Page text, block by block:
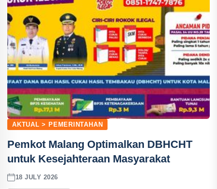
AKTUAL > PEMERINTAHAN
Pemkot Malang Optimalkan DBHCHT
untuk Kesejahteraan Masyarakat
18 JULY 2026